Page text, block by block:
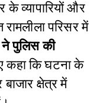
के व्यापारियों और
रामलीला परिसर में
ने पुलिस की
कहा कि घटना के
क्षेत्र में